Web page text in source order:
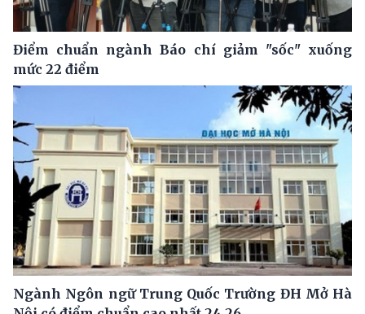
Điểm chuẩn ngành Báo chí giảm "sốc" xuống
mức 22 điểm
Ngành Ngôn ngữ Trung Quốc Trường ĐH Mở Hà